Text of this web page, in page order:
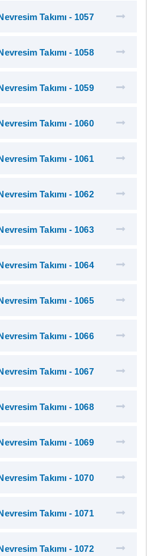
Takımı - 1057
Takımı - 1058
Takımı - 1059
Takımı - 1060
Takımı - 1061
Takımı - 1062
Takımı - 1063
Takımı - 1064
Takımı - 1065
Takımı - 1066
Takımı - 1067
Takımı - 1068
Takımı - 1069
Takımı - 1070
Takımı - 1071
Takımı - 1072